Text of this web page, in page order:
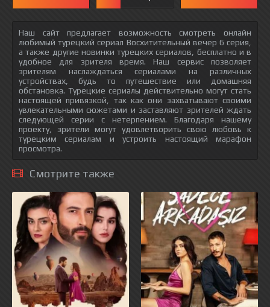
Наш сайт предлагает возможность смотреть онлайн
любимый турецкий сериал Восхитительный вечер 6 серия,
а также другие новинки турецких сериалов, бесплатно и в
удобное для зрителя время. Наш сервис позволяет
зрителям наслаждаться сериалами на различных
устройствах, будь то путешествие или домашняя
обстановка. Турецкие сериалы действительно могут стать
настоящей привязкой, так как они захватывают своими
увлекательными сюжетами и заставляют зрителей ждать
следующей серии с нетерпением. Благодаря нашему
проекту, зрители могут удовлетворить свою любовь к
турецким сериалам и устроить настоящий марафон
просмотра.
Смотрите также